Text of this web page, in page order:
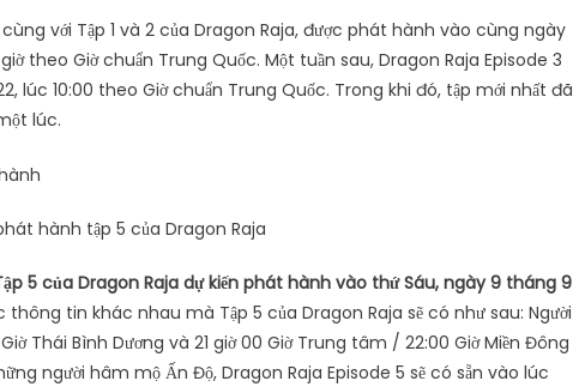
với Tập 1 và 2 của Dragon Raja, được phát hành vào cùng ngày
theo Giờ chuẩn Trung Quốc. Một tuần sau, Dragon Raja Episode 3
10:00 theo Giờ chuẩn Trung Quốc. Trong khi đó, tập mới nhất đã
lúc.
hành tập 5 của Dragon Raja
5 của Dragon Raja dự kiến ​​phát hành vào thứ Sáu, ngày 9 tháng 9
thông tin khác nhau mà Tập 5 của Dragon Raja sẽ có như sau: Người
Thái Bình Dương và 21 giờ 00 Giờ Trung tâm / 22:00 Giờ Miền Đông
người hâm mộ Ấn Độ, Dragon Raja Episode 5 sẽ có sẵn vào lúc